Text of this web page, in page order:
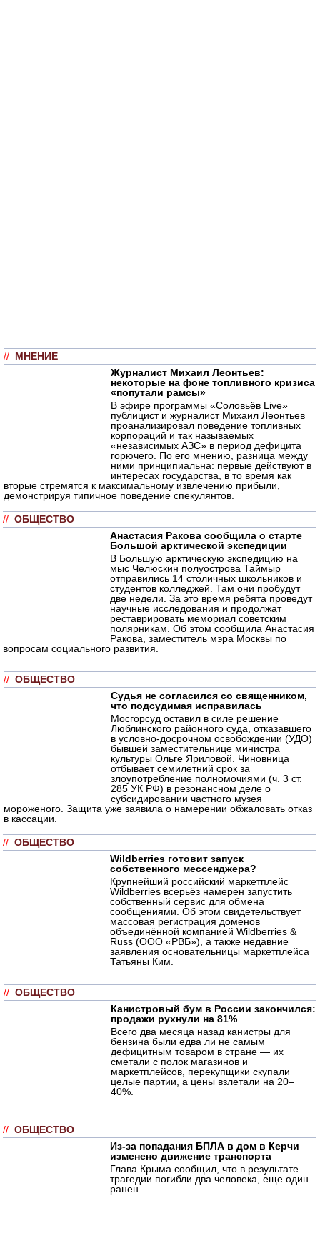
// МНЕНИЕ
Журналист Михаил Леонтьев:
некоторые на фоне топливного кризиса
«попутали рамсы»
В эфире программы «Соловьёв Live»
публицист и журналист Михаил Леонтьев
проанализировал поведение топливных
корпораций и так называемых
«независимых АЗС» в период дефицита
горючего. По его мнению, разница между
ними принципиальна: первые действуют в
интересах государства, в то время как
вторые стремятся к максимальному извлечению прибыли,
демонстрируя типичное поведение спекулянтов.
// ОБЩЕСТВО
Анастасия Ракова сообщила о старте
Большой арктической экспедиции
В Большую арктическую экспедицию на
мыс Челюскин полуострова Таймыр
отправились 14 столичных школьников и
студентов колледжей. Там они пробудут
две недели. За это время ребята проведут
научные исследования и продолжат
реставрировать мемориал советским
полярникам. Об этом сообщила Анастасия
Ракова, заместитель мэра Москвы по
вопросам социального развития.
// ОБЩЕСТВО
Судья не согласился со священником,
что подсудимая исправилась
Мосгорсуд оставил в силе решение
Люблинского районного суда, отказавшего
в условно-досрочном освобождении (УДО)
бывшей заместительнице министра
культуры Ольге Яриловой. Чиновница
отбывает семилетний срок за
злоупотребление полномочиями (ч. 3 ст.
285 УК РФ) в резонансном деле о
субсидировании частного музея
мороженого. Защита уже заявила о намерении обжаловать отказ
в кассации.
// ОБЩЕСТВО
Wildberries готовит запуск
собственного мессенджера?
Крупнейший российский маркетплейс
Wildberries всерьёз намерен запустить
собственный сервис для обмена
сообщениями. Об этом свидетельствует
массовая регистрация доменов
объединённой компанией Wildberries &
Russ (ООО «РВБ»), а также недавние
заявления основательницы маркетплейса
Татьяны Ким.
// ОБЩЕСТВО
Канистровый бум в России закончился:
продажи рухнули на 81%
Всего два месяца назад канистры для
бензина были едва ли не самым
дефицитным товаром в стране — их
сметали с полок магазинов и
маркетплейсов, перекупщики скупали
целые партии, а цены взлетали на 20–
40%.
// ОБЩЕСТВО
Из-за попадания БПЛА в дом в Керчи
изменено движение транспорта
Глава Крыма сообщил, что в результате
трагедии погибли два человека, еще один
ранен.